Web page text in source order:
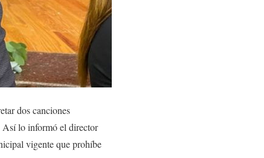
dos canciones
Así lo informó el director
vigente que prohíbe